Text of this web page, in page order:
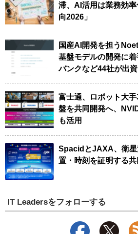
滞、AI活用は業務効
向2026」
国産AI開発を担う
基盤モデルの開発に
バンクなど44社が出資
富士通、ロボット大
盤を共同開発へ、
も活用
SpacidとJAXA、衛
置・時刻を証明する
IT Leadersをフォローする